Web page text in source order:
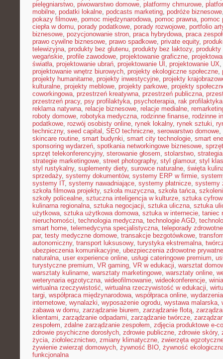
pielęgniarstwo, piwowarstwo domowe, platformy chmurowe,
mobilne, podatki lokalne, podcasts marketing, podróże biznesowe
pokazy filmowe, pomoc międzynarodowa, pomoc prawna, pomoc
ciepła w domu, porady podatkowe, porady rozwojowe, portfolio
biznesowe, pozycjonowanie stron, praca hybrydowa, praca
prawo cywilne biznesowe, prawo spadkowe, private equity,
telewizyjna, produkty bez glutenu, produkty bez laktozy, produkty
wegańskie, profile zawodowe, projektowanie graficzne,
światła, projektowanie ubrań, projektowanie UI , projektowanie UX,
projektowanie wnętrz biurowych, projekty ekologiczne społeczne,
projekty humanitarne, projekty inwestycyjne, projekty
kulturalne, projekty meblowe, projekty parkowe, projekty
coworkingowa, przestrzeń kreatywna, przestrzeń publiczna,
przestrzeń pracy, psy profilaktyka, psychoterapia, rak profilaktyka
reklama natywna, relacje biznesowe, relacje medialne,
roboty domowe, robotyka medyczna, rodzinne finanse, rodzinne
podatkowe, rozwój osobisty online, rynek lokalny, rynek sztuki,
techniczny, seed capital , SEO techniczne, serowarstwo domowe,
skincare routine, smart budynki, smart city technologie, smart
sponsoring wydarzeń, spotkania networkingowe biznesowe,
sprzęt telekonferencyjny, sterowanie głosem, stolarstwo,
strategie marketingowe, street photography, styl glamour, styl
styl rustykalny, suplementy diety, surowce naturalne, święta
sprzedaży, systemy dokumentów, systemy ERP w firmie,
systemy IT, systemy nawadniające, systemy płatnicze, systemy
szkoła filmowa projekty, szkoła muzyczna, szkoła tańca,
szkoły policealne, sztuczna inteligencja w kulturze, sztuka
kulinarna regionalna, sztuka negocjacji, sztuka uliczna, sztuka
użytkowa, sztuka użytkowa domowa, sztuka w internecie, taniec
nieruchomości, technologia medyczna, technologie AGD,
smart home, telemedycyna specjalistyczna, teleporady zdrowotne
par, testy medyczne domowe, transakcje bezgotówkowe,
autonomiczny, transport luksusowy, turystyka ekstremalna,
ubezpieczenia komunikacyjne, ubezpieczenia zdrowotne prywatne
naturalna, user experience online, usługi cateringowe premium,
turystyczne premium, VR gaming, VR w edukacji, warsztat
warsztaty kulinarne, warsztaty marketingowe, warsztaty online,
weterynaria egzotyczna, wideofilmowanie, wideokonferencje,
wirtualna rzeczywistość, wirtualna rzeczywistość w edukacji,
targi, współpraca międzynarodowa, współpraca online,
internetowe, wynalazki, wyposażenie ogrodu, wystawa malarska,
zabawa w domu, zarządzanie biurem, zarządzanie flotą,
klientami, zarządzanie odpadami, zarządzanie twórcze,
zespołem, zdalne zarządzanie zespołem, zdjęcia produktowe e-
zdrowie psychiczne dorosłych, zdrowie publiczne, zdrowie skóry,
życia, ziołolecznictwo, zmiany klimatyczne, zwierzęta
żywienie zwierząt domowych, żywność BIO, żywność
funkcjonalna